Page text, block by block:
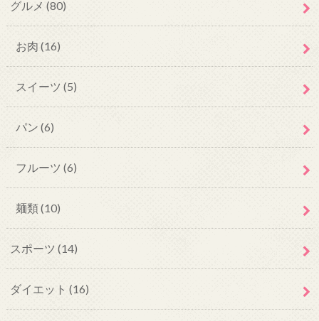
グルメ (80)
お肉 (16)
スイーツ (5)
パン (6)
フルーツ (6)
麺類(10)
スポーツ (14)
ダイエット (16)